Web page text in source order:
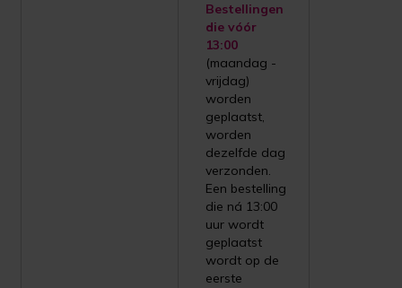
Bestellingen
die vóór
13:00
(maandag -
vrijdag)
worden
geplaatst,
worden
dezelfde dag
verzonden.
Een bestelling
die ná 13:00
uur wordt
geplaatst
wordt op de
eerste